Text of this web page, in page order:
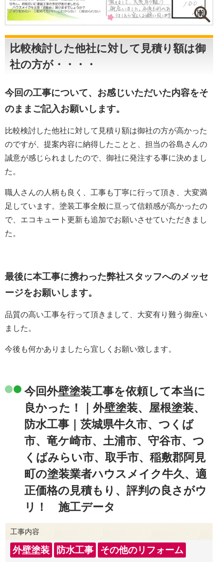
比較検討した他社に対して見積り額は御
社の方が・・・・
今回の工事について、お感じいただいた内容をそ
のままご記入お願いします。
比較検討した他社に対して見積り額は御社の方が高かった
のですが、提案内容に納得したことと、担当の谷島さんの
誠意が感じられましたので、御社に発注する事に決めまし
た。
職人さんの人柄も良く、工事も丁寧に行って頂き、大変満
足しています。塗装工事全般に亘って信頼感が高かったの
で、エコキュート更新も追加でお願いさせていただきまし
た。
最後に本工事に携わった弊社スタッフへのメッセ
ージをお願いします。
品質の高い工事を行って頂きまして、大変有り難う御座い
ました。
今後も何かありましたら宜しくお願い致します。
今回外壁塗装工事を依頼して本当に
良かった！｜外壁塗装、屋根塗装、
防水工事｜茨城県牛久市、つくば
市、竜ケ崎市、土浦市、守谷市、つ
くばみらい市、取手市、稲敷郡阿見
町の塗装業者ハウスメイク牛久、適
正価格の見積もり、評判の良さがウ
リ！ 施工データ
工事内容
外壁塗装 防水工事 その他のリフォーム